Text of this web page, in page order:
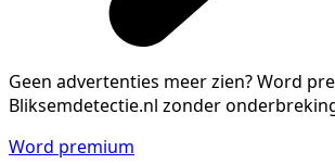
Geen advertenties meer zien?Word
Bliksemdetectie.nl zonder
Word premium